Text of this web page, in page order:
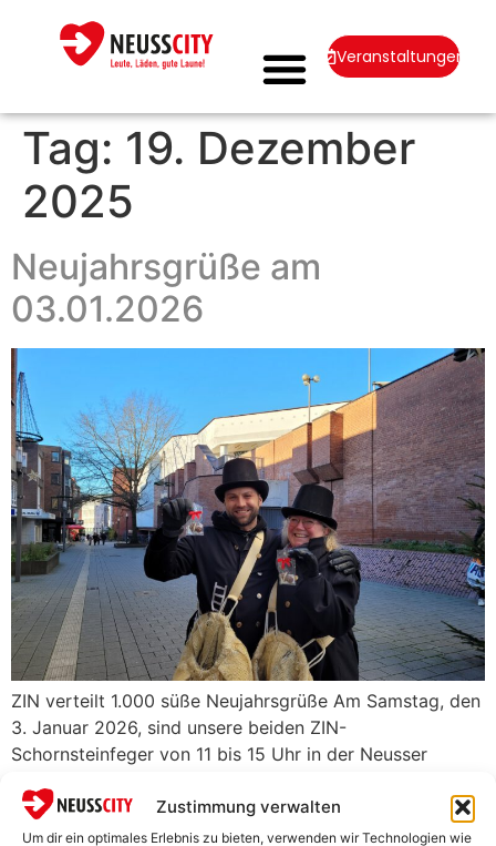
Zustimmung verwalten
Um dir ein optimales Erlebnis zu bieten, verwenden wir Technologien wie
Veranstaltungen
Tag: 19. Dezember
2025
Neujahrsgrüße am
03.01.2026
ZIN verteilt 1.000 süße Neujahrsgrüße Am Samstag, den
3. Januar 2026, sind unsere beiden ZIN-
Schornsteinfeger von 11 bis 15 Uhr in der Neusser
Seitenstraßen – 1.000 […]